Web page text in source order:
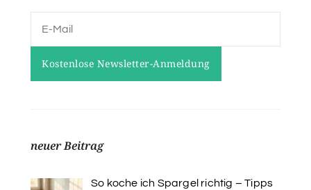
neuer Beitrag
So koche ich Spargel richtig – Tipps